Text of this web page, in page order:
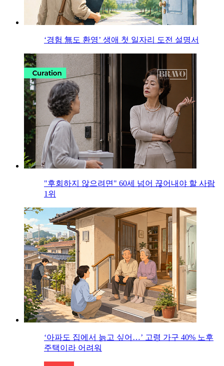
‘경험 無도 환영’ 생애 첫 일자리 도전 설명서
"후회하지 않으려면" 60세 넘어 끊어내야 할 사람
1위
‘아파도 집에서 늙고 싶어…’ 고령 가구 40% 노후
주택이라 어려워